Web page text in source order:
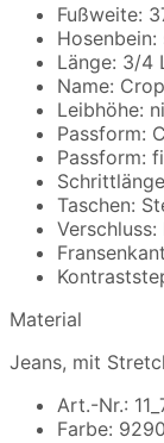
Fußweite:
Länge: 3/4
Name:
Leibhöhe:
Passform:
Passform:
Taschen:
Material
Jeans, mit
Art.-Nr.:
Farbe: